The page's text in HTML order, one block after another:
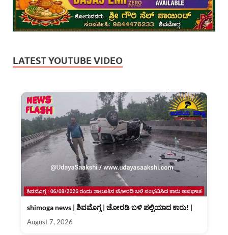
LATEST YOUTUBE VIDEO
shimoga news | ಶಿವಮೊಗ್ಗ | ಚೋರಡಿ ಬಳಿ ಪಲ್ಟಿಯಾದ ಕಾರು! |
August 7, 2026